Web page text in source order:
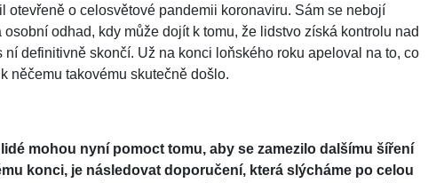
otevřeně o celosvětové pandemii koronaviru. Sám se nebojí
odhad, kdy může dojít k tomu, že lidstvo získá kontrolu nad
ní definitivně skončí. Už na konci loňského roku apeloval na to, co
něčemu takovému skutečně došlo.
mohou nyní pomoct tomu, aby se zamezilo dalšímu šíření
konci, je následovat doporučení, která slýcháme po celou